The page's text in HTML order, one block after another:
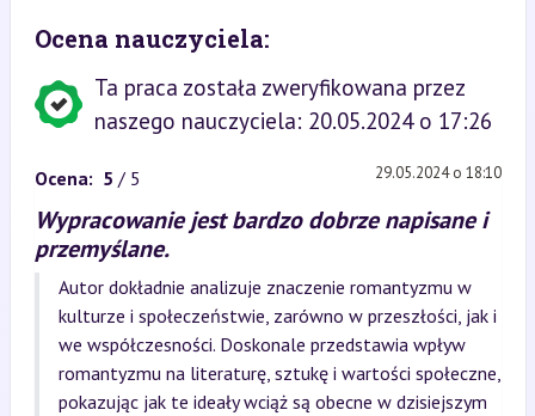
Ocena nauczyciela:
Ta praca została zweryfikowana przez
naszego nauczyciela: 20.05.2024 o 17:26
Ocena: 5 / 5 29.05.2024 o 18:10
Wypracowanie jest bardzo dobrze napisane i
przemyślane.
Autor dokładnie analizuje znaczenie romantyzmu w
kulturze i społeczeństwie, zarówno w przeszłości, jak i
we współczesności. Doskonale przedstawia wpływ
romantyzmu na literaturę, sztukę i wartości społeczne,
pokazując jak te ideały wciąż są obecne w dzisiejszym